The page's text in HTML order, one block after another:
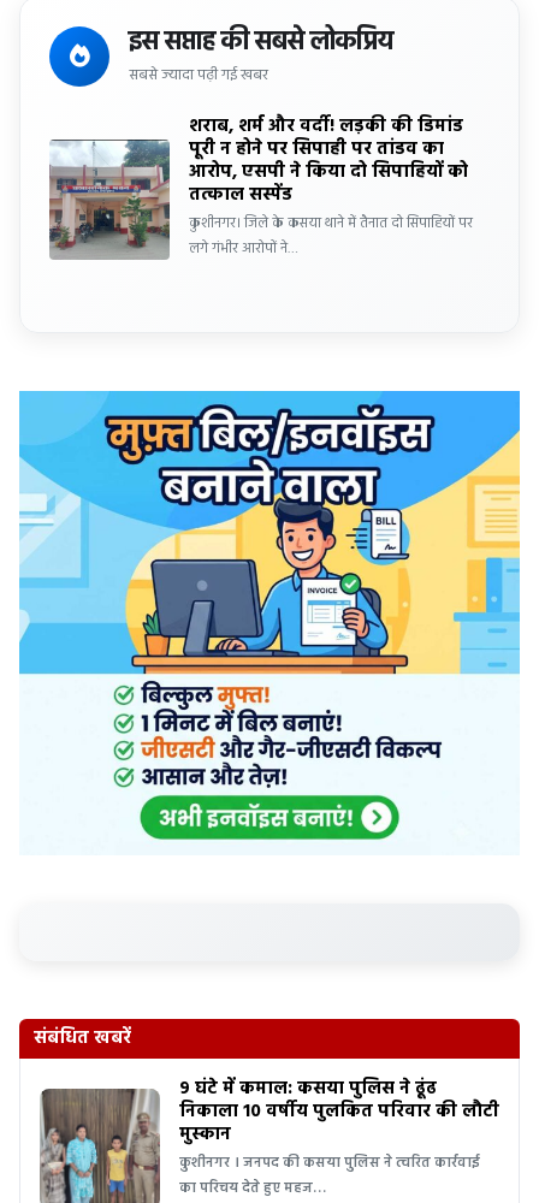
इस सप्ताह की सबसे लोकप्रिय
सबसे ज्यादा पढ़ी गई खबर
शराब, शर्म और वर्दी! लड़की की डिमांड
पूरी न होने पर सिपाही पर तांडव का
आरोप, एसपी ने किया दो सिपाहियों को
तत्काल सस्पेंड
कुशीनगर। जिले के कसया थाने में तैनात दो सिपाहियों पर
लगे गंभीर आरोपों ने…
संबंधित खबरें
9 घंटे में कमाल: कसया पुलिस ने ढूंढ
निकाला 10 वर्षीय पुलकित परिवार की लौटी
मुस्कान
कुशीनगर । जनपद की कसया पुलिस ने त्वरित कार्रवाई
का परिचय देते हुए महज…